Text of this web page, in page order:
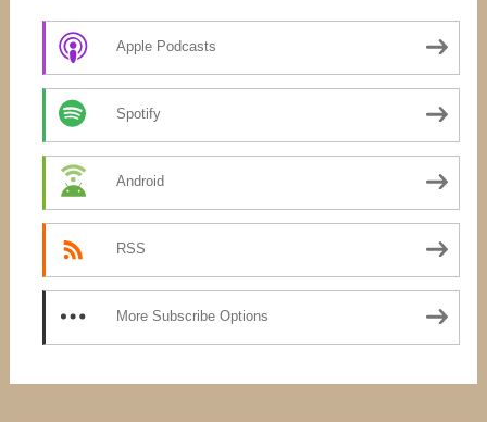
Apple Podcasts
Spotify
Android
RSS
More Subscribe Options